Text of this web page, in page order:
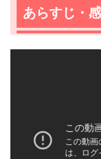
あらすじ・